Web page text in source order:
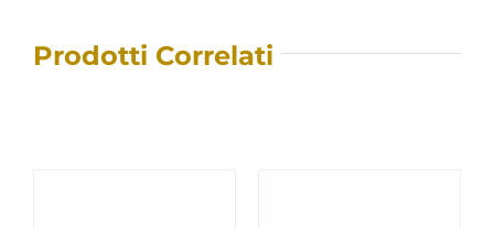
Prodotti Correlati